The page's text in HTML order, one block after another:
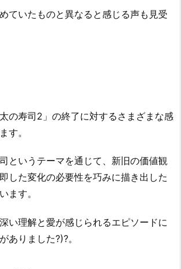
ていたものと異なると感じる声も見受
の寿司2」の終了に対するさまざまな感
す。
というテーマを通じて、新旧の価値観
した変化の必要性を巧みに描き出した
ます。
い理解と愛が感じられるエピソードに
ありました?)?。